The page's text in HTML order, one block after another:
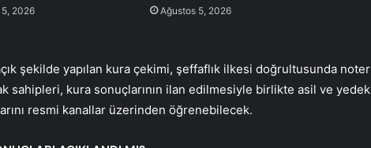
2026 Ağustos 5, 2026
şekilde yapılan kura çekimi, şeffaflık ilkesi doğrultusunda noter
sahipleri, kura sonuçlarının ilan edilmesiyle birlikte asil ve yedek
resmi kanallar üzerinden öğrenebilecek.